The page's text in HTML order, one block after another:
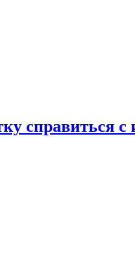
справиться с